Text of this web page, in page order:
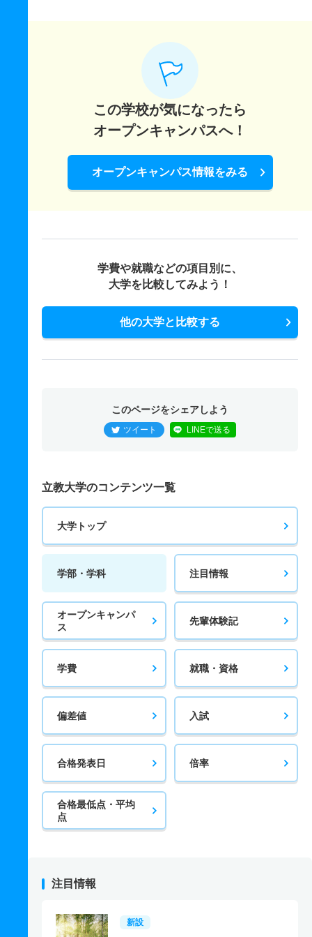
この学校が気になったら
オープンキャンパスへ！
オープンキャンパス情報をみる
学費や就職などの項目別に、
大学を比較してみよう！
他の大学と比較する
このページをシェアしよう
ツイート LINEで送る
立教大学のコンテンツ一覧
大学トップ
学部・学科 注目情報
オープンキャンパ
ス
先輩体験記
学費 就職・資格
偏差値 入試
合格発表日 倍率
合格最低点・平均
点
注目情報
新設